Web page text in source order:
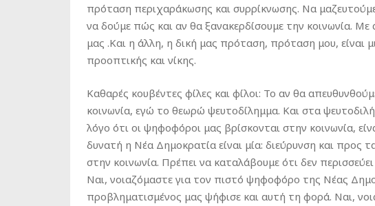
πρόταση περιχαράκωσης και συρρίκνωσης. Να μαζευτούμε
να δούμε πώς και αν θα ξανακερδίσουμε την κοινωνία. Με
μας .Και η άλλη, η δική μας πρόταση, πρόταση μου, είναι
προοπτικής και νίκης.
Καθαρές κουβέντες φίλες και φίλοι: Το αν θα
κοινωνία, εγώ το θεωρώ ψευτοδίλημμα. Και στα
λόγο ότι οι ψηφοφόροι μας βρίσκονται στην κοινωνία,
δυνατή η Νέα Δημοκρατία είναι μία: διεύρυνση και προς
στην κοινωνία. Πρέπει να καταλάβουμε ότι δεν
Ναι, νοιαζόμαστε για τον πιστό ψηφοφόρο της Νέας
προβληματισμένος μας ψήφισε και αυτή τη φορά. Ναι,